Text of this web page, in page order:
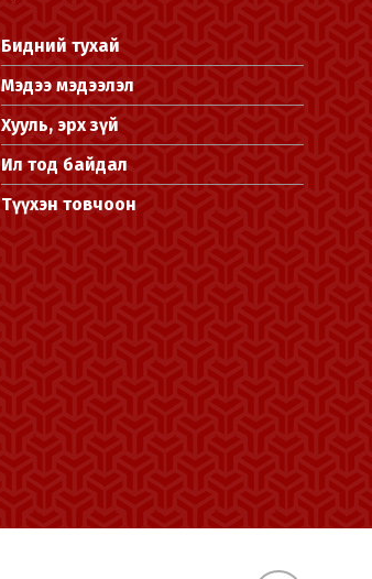
Бидний тухай
Мэдээ мэдээлэл
Хууль, эрх зүй
Ил тод байдал
Түүхэн товчоон